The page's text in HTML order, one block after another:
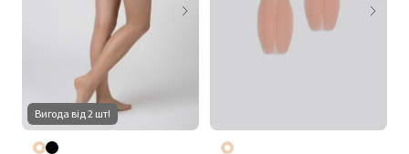
Вигода від 2 шт!